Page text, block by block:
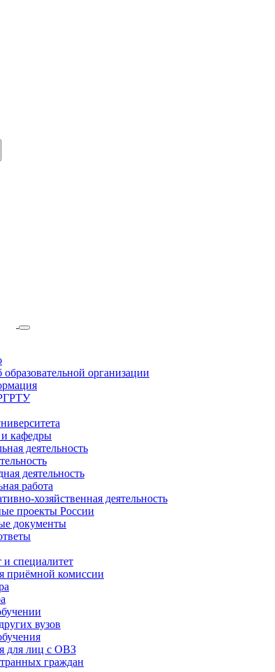
организации
кафедры
деятельность
деятельность
работа
хозяйственная деятельность
проекты России
документы
и специалитет
приёмной комиссии
вузов
для лиц с ОВЗ
граждан